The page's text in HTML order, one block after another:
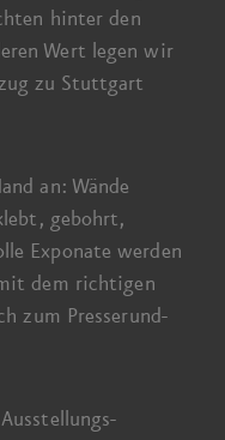
hinter den
Wert legen wir
zu Stuttgart
an: Wände
gebohrt,
Exponate werden
dem richtigen
zum Presse­rund­